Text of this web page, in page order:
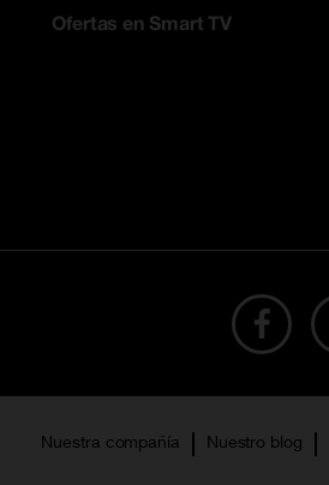
Ofertas en Smart TV
Nuestra compañía Nuestro blog